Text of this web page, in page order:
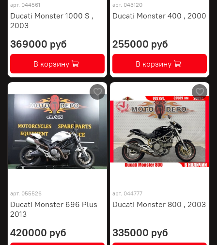
арт. 044561
Ducati Monster 1000 S ,
2003
369000 руб
В корзину
арт. 043120
Ducati Monster 400 , 2000
255000 руб
В корзину
арт. 055526
Ducati Monster 696 Plus
2013
420000 руб
арт. 044777
Ducati Monster 800 , 2003
335000 руб